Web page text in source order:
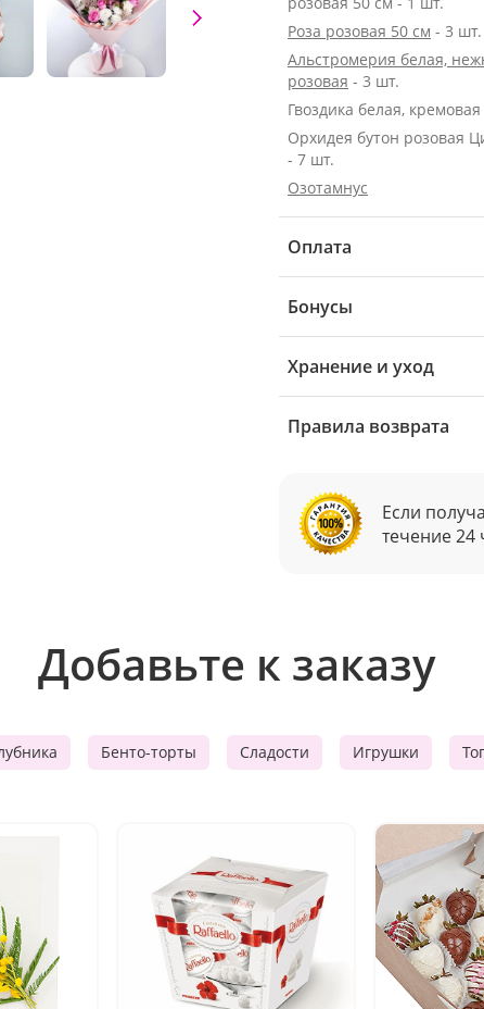
Роза розовая 50 см - 3 шт.
Альстромерия белая,
розовая - 3 шт.
Гвоздика белая,
Орхидея бутон розовая
- 7 шт.
Озотамнус
Оплата
Бонусы
Хранение и уход
Правила возврата
Если
течение 24
Добавьте к заказу
Бенто-торты Сладости Игрушки